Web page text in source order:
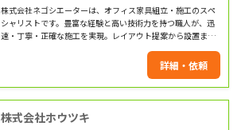
株式会社ネゴシエーターは、オフィス家具組立・施工のスペ
シャリストです。豊富な経験と高い技術力を持つ職人が、迅
速・丁寧・正確な施工を実現。レイアウト提案から設置まで
詳細・依頼
株式会社ホウツキ